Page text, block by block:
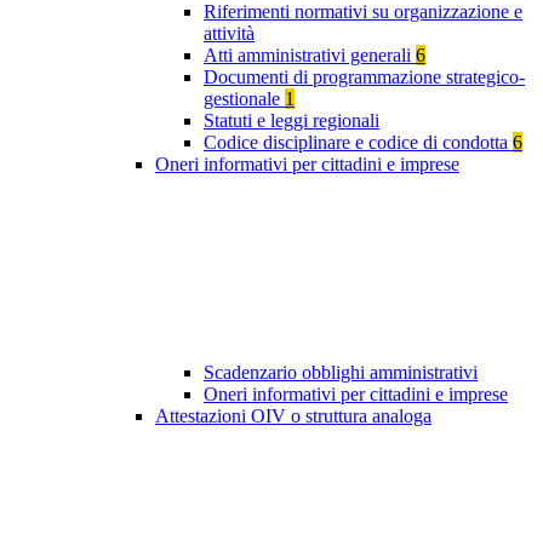
Riferimenti normativi su organizzazione e
attività
Atti amministrativi generali 6
Documenti di programmazione strategico-
gestionale 1
Statuti e leggi regionali
Codice disciplinare e codice di condotta 6
Oneri informativi per cittadini e imprese
Scadenzario obblighi amministrativi
Oneri informativi per cittadini e imprese
Attestazioni OIV o struttura analoga